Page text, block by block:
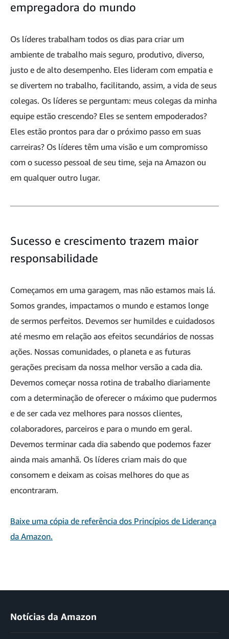
empregadora do mundo
Os líderes trabalham todos os dias para criar um
ambiente de trabalho mais seguro, produtivo, diverso,
justo e de alto desempenho. Eles lideram com empatia e
se divertem no trabalho, facilitando, assim, a vida de seus
colegas. Os líderes se perguntam: meus colegas da minha
equipe estão crescendo? Eles se sentem empoderados?
Eles estão prontos para dar o próximo passo em suas
carreiras? Os líderes têm uma visão e um compromisso
com o sucesso pessoal de seu time, seja na Amazon ou
em qualquer outro lugar.
Sucesso e crescimento trazem maior
responsabilidade
Começamos em uma garagem, mas não estamos mais lá.
Somos grandes, impactamos o mundo e estamos longe
de sermos perfeitos. Devemos ser humildes e cuidadosos
até mesmo em relação aos efeitos secundários de nossas
ações. Nossas comunidades, o planeta e as futuras
gerações precisam da nossa melhor versão a cada dia.
Devemos começar nossa rotina de trabalho diariamente
com a determinação de oferecer o máximo que pudermos
e de ser cada vez melhores para nossos clientes,
colaboradores, parceiros e para o mundo em geral.
Devemos terminar cada dia sabendo que podemos fazer
ainda mais amanhã. Os líderes criam mais do que
consomem e deixam as coisas melhores do que as
encontraram.
Baixe uma cópia de referência dos Princípios de Liderança
da Amazon.
Notícias da Amazon